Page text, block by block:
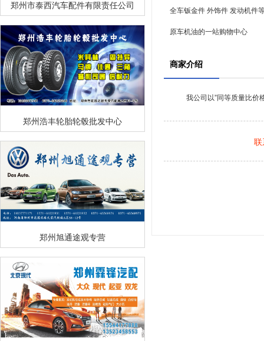
郑州市泰西汽车配件有限责任公司
郑州浩丰轮胎轮毂批发中心
郑州旭通途观专营
全车钣金件 外饰件 发动机件
原车机油的一站购物中心
商家介绍
我公司以”同等质量比价
联